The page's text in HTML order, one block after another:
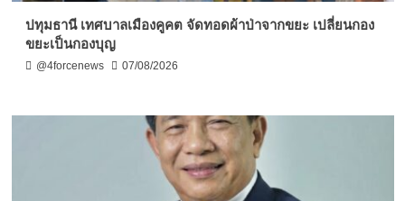
ปทุมธานี เทศบาลเมืองคูคต จัดทอดผ้าป่าจากขยะ เปลี่ยนกอง
ขยะเป็นกองบุญ
@4forcenews 07/08/2026